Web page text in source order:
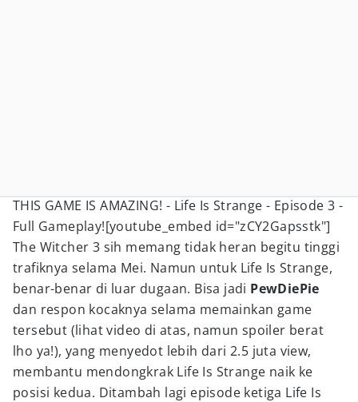
THIS GAME IS AMAZING! - Life Is Strange - Episode 3 -
Full Gameplay![youtube_embed id="zCY2Gapsstk"]
The Witcher 3 sih memang tidak heran begitu tinggi
trafiknya selama Mei. Namun untuk Life Is Strange,
benar-benar di luar dugaan. Bisa jadi PewDiePie
dan respon kocaknya selama memainkan game
tersebut (lihat video di atas, namun spoiler berat
lho ya!), yang menyedot lebih dari 2.5 juta view,
membantu mendongkrak Life Is Strange naik ke
posisi kedua. Ditambah lagi episode ketiga Life Is